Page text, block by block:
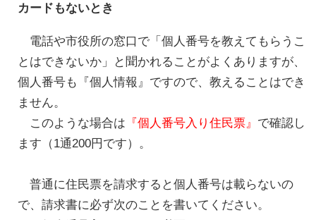
カードもないとき
電話や市役所の窓口で「個人番号を教えてもらうこ
とはできないか」と聞かれることがよくありますが、
個人番号も『個人情報』ですので、教えることはでき
ません。
このような場合は 『個人番号入り住民票』 で確認し
ます（1通200円です）。
普通に住民票を請求すると個人番号は載らないの
で、請求書に必ず次のことを書いてください。